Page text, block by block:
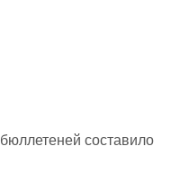
составило